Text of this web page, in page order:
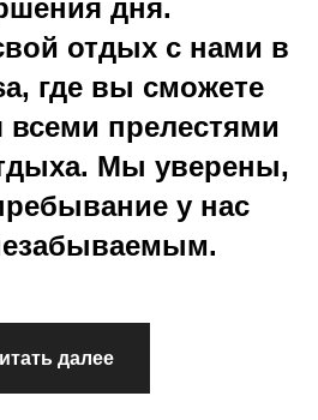
дня.
отдых с нами в
где вы сможете
всеми прелестями
Мы уверены,
у нас
далее